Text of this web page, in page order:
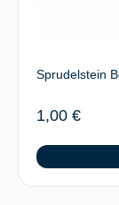
Sprudelstein
1,00 €